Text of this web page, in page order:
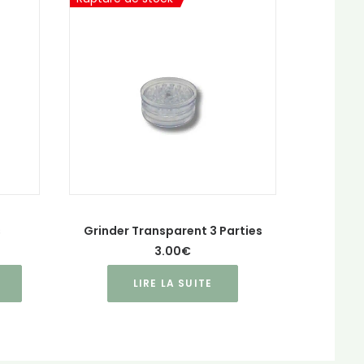
Grinder Transparent 3 Parties
3.00€
LIRE LA SUITE